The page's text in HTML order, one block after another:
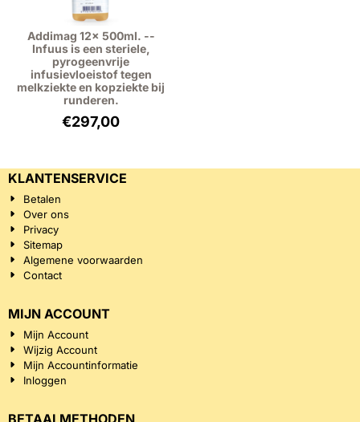
Addimag 12x 500ml. --
Infuus is een steriele,
pyrogeenvrije
infusievloeistof tegen
melkziekte en kopziekte bij
runderen.
€297,00
KLANTENSERVICE
Betalen
Over ons
Privacy
Sitemap
Algemene voorwaarden
Contact
MIJN ACCOUNT
Mijn Account
Wijzig Account
Mijn Accountinformatie
Inloggen
BETAALMETHODEN